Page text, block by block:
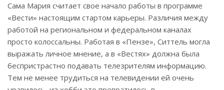
Сама Мария считает свое начало работы в программе
«Вести» настоящим стартом карьеры. Различия между
работой на региональном и федеральном каналах
просто колоссальны. Работая в «Пензе», Ситтель могла
выражать личное мнение, а в «Вестях» должна была
беспристрастно подавать телезрителям информацию.
Тем не менее трудиться на телевидении ей очень